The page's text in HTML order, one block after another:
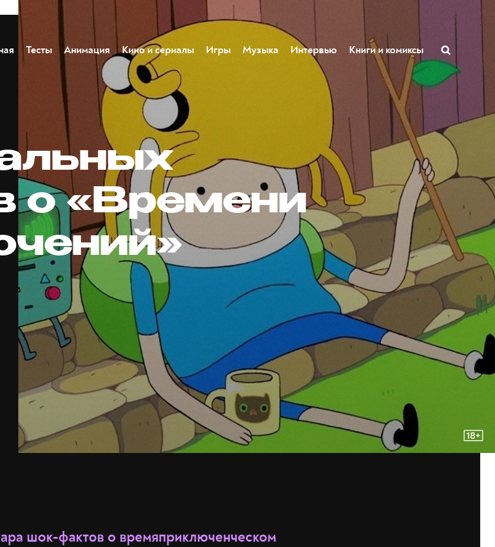
Тесты Анимация Кино и сериалы Игры Музыка Интервью Книги и комиксы
о «Времени
шок-фактов о времяприключенческом